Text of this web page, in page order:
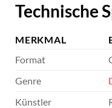
Technische
MERKMAL
Format
Genre
Künstler